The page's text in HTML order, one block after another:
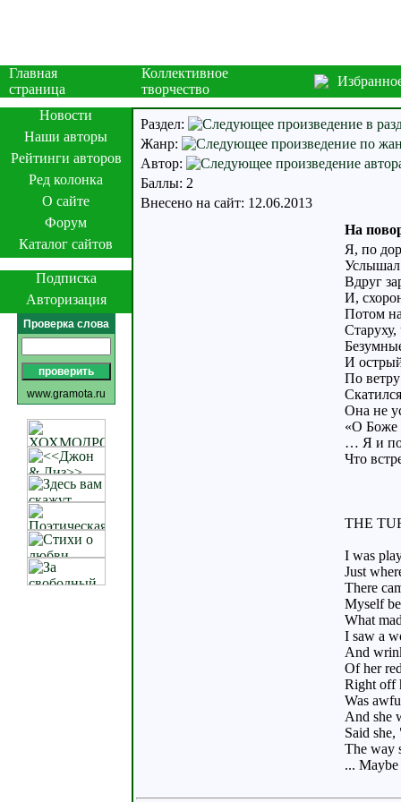
Главная
страница
Коллективное
творчество
Новости
Наши авторы
Рейтинги авторов
Ред колонка
О сайте
Форум
Каталог сайтов
Подписка
Авторизация
Проверка слова
www.gramota.ru
Раздел:
Жанр:
Автор:
Баллы: 2
Внесено на сайт: 12.06.2013
На
Я, по
Услышал
Вдруг
И,
Потом на
Старуху,
И
По
Она не
«О Боже
… Я и
Что
THE
I was
Just
There
Myself
What
I saw a
And
Of her
Right off
Was
And she
Said
The way
...